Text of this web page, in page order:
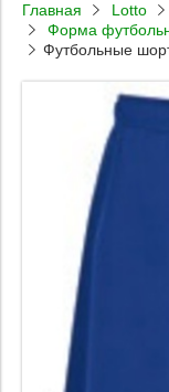
Главная Lotto
Форма
Футбольные